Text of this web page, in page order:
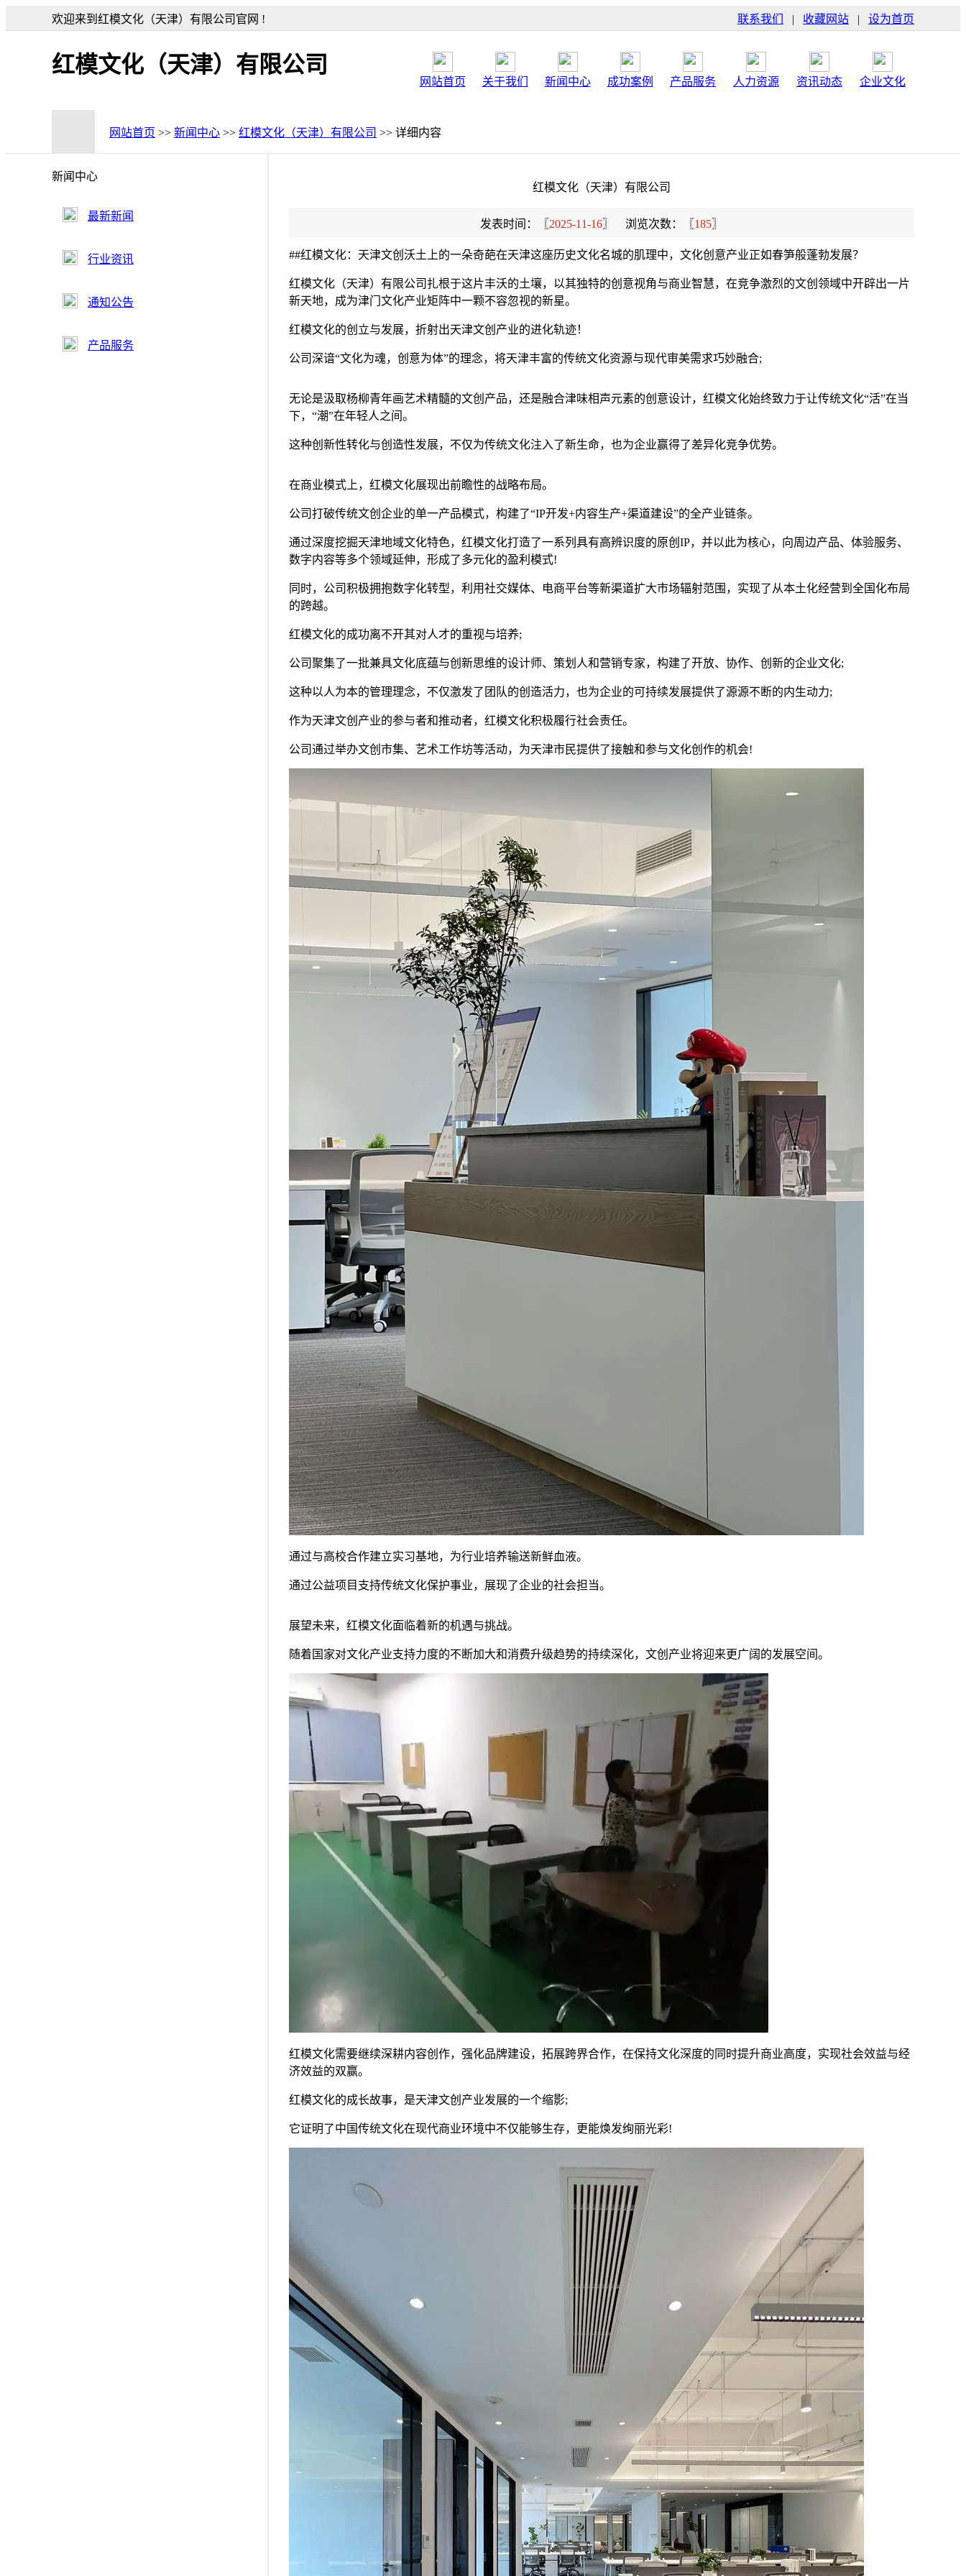
欢迎来到红模文化（天津）有限公司官网 ! 联系我们 | 收藏网站 | 设为首页
红模文化（天津）有限公司
网站首页 关于我们 新闻中心 成功案例 产品服务 人力资源 资讯动态 企业文化
网站首页 >> 新闻中心 >> 红模文化（天津）有限公司 >> 详细内容
新闻中心
最新新闻
行业资讯
通知公告
产品服务
红模文化（天津）有限公司
发表时间：〖 2025-11-16〗 浏览次数：〖 185〗
##红模文化：天津文创沃土上的一朵奇葩在天津这座历史文化名城的肌理中，文化创意产业正如春笋般蓬勃发展？
红模文化（天津）有限公司扎根于这片丰沃的土壤，以其独特的创意视角与商业智慧，在竞争激烈的文创领域中开辟出一片
新天地，成为津门文化产业矩阵中一颗不容忽视的新星。
红模文化的创立与发展，折射出天津文创产业的进化轨迹！
公司深谙“文化为魂，创意为体”的理念，将天津丰富的传统文化资源与现代审美需求巧妙融合;
无论是汲取杨柳青年画艺术精髓的文创产品，还是融合津味相声元素的创意设计，红模文化始终致力于让传统文化“活”在当
下，“潮”在年轻人之间。
这种创新性转化与创造性发展，不仅为传统文化注入了新生命，也为企业赢得了差异化竞争优势。
在商业模式上，红模文化展现出前瞻性的战略布局。
公司打破传统文创企业的单一产品模式，构建了“IP开发+内容生产+渠道建设”的全产业链条。
通过深度挖掘天津地域文化特色，红模文化打造了一系列具有高辨识度的原创IP，并以此为核心，向周边产品、体验服务、
数字内容等多个领域延伸，形成了多元化的盈利模式!
同时，公司积极拥抱数字化转型，利用社交媒体、电商平台等新渠道扩大市场辐射范围，实现了从本土化经营到全国化布局
的跨越。
红模文化的成功离不开其对人才的重视与培养;
公司聚集了一批兼具文化底蕴与创新思维的设计师、策划人和营销专家，构建了开放、协作、创新的企业文化;
这种以人为本的管理理念，不仅激发了团队的创造活力，也为企业的可持续发展提供了源源不断的内生动力;
作为天津文创产业的参与者和推动者，红模文化积极履行社会责任。
公司通过举办文创市集、艺术工作坊等活动，为天津市民提供了接触和参与文化创作的机会!
通过与高校合作建立实习基地，为行业培养输送新鲜血液。
通过公益项目支持传统文化保护事业，展现了企业的社会担当。
展望未来，红模文化面临着新的机遇与挑战。
随着国家对文化产业支持力度的不断加大和消费升级趋势的持续深化，文创产业将迎来更广阔的发展空间。
红模文化需要继续深耕内容创作，强化品牌建设，拓展跨界合作，在保持文化深度的同时提升商业高度，实现社会效益与经
济效益的双赢。
红模文化的成长故事，是天津文创产业发展的一个缩影;
它证明了中国传统文化在现代商业环境中不仅能够生存，更能焕发绚丽光彩!